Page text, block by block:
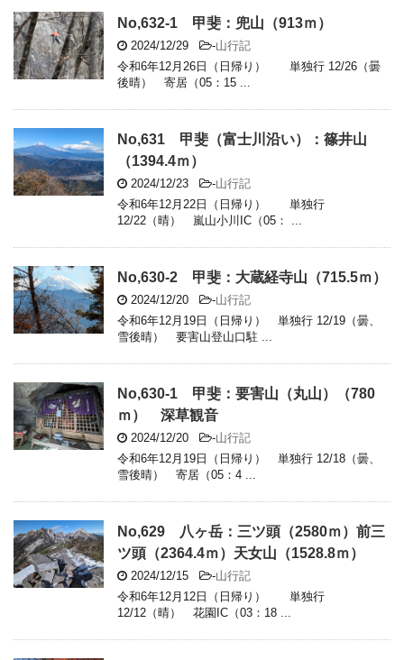
No,632-1 甲斐：兜山（913ｍ）
2024/12/29 -山行記
令和6年12月26日（日帰り） 単独行 12/26（曇
後晴） 寄居（05：15 ...
No,631 甲斐（富士川沿い）：篠井山
（1394.4ｍ）
2024/12/23 -山行記
令和6年12月22日（日帰り） 単独行
12/22（晴） 嵐山小川IC（05： ...
No,630-2 甲斐：大蔵経寺山（715.5ｍ）
2024/12/20 -山行記
令和6年12月19日（日帰り） 単独行 12/19（曇、
雪後晴） 要害山登山口駐 ...
No,630-1 甲斐：要害山（丸山）（780
ｍ） 深草観音
2024/12/20 -山行記
令和6年12月19日（日帰り） 単独行 12/18（曇、
雪後晴） 寄居（05：4 ...
No,629 八ヶ岳：三ツ頭（2580ｍ）前三
ツ頭（2364.4ｍ）天女山（1528.8ｍ）
2024/12/15 -山行記
令和6年12月12日（日帰り） 単独行
12/12（晴） 花園IC（03：18 ...